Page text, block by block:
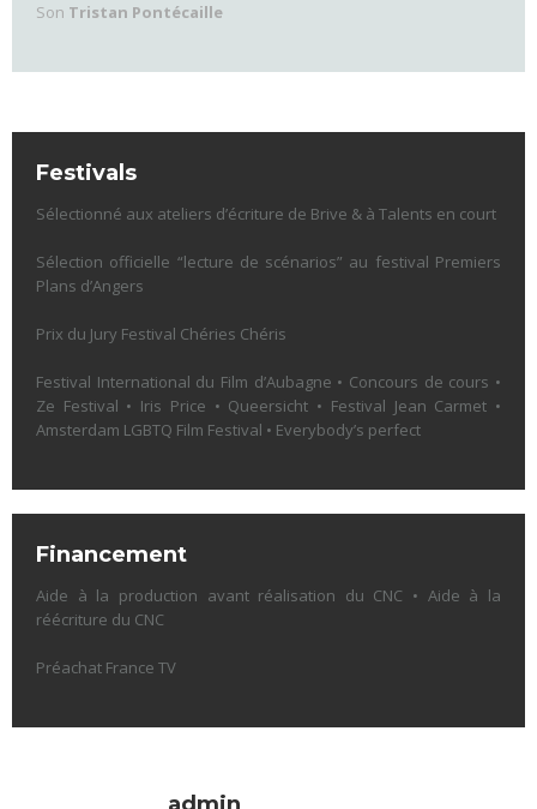
Son Tristan Pontécaille
Festivals
Sélectionné aux ateliers d’écriture de Brive & à Talents en court
Sélection officielle “lecture de scénarios” au festival Premiers
Plans d’Angers
Prix du Jury Festival Chéries Chéris
Festival International du Film d’Aubagne • Concours de cours •
Ze Festival • Iris Price • Queersicht • Festival Jean Carmet •
Amsterdam LGBTQ Film Festival • Everybody’s perfect
Financement
Aide à la production avant réalisation du CNC • Aide à la
réécriture du CNC
Préachat France TV